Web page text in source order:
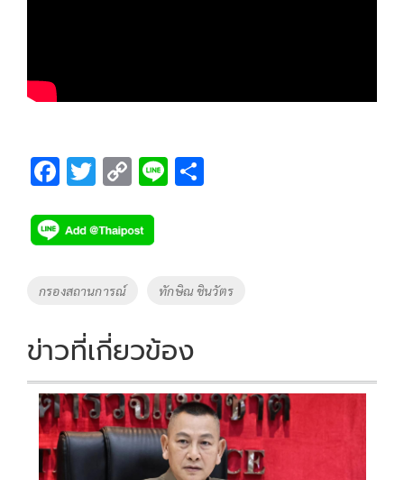
F
e
b
o
k
T
tt
er
C
p
y
k
Li
Tags
กรองสถานการณ์ ทักษิณ ชินวัตร
ข่าวที่เกี่ยวข้อง